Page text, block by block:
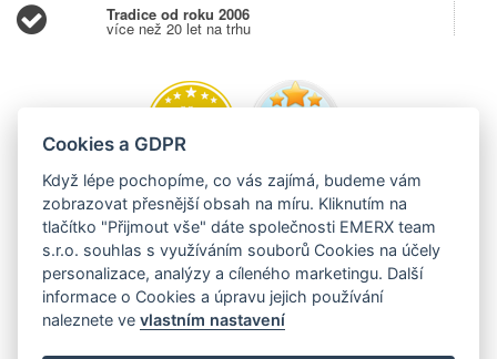
Tradice od roku 2006
více než 20 let na trhu
Cookies a GDPR
Když lépe pochopíme, co vás zajímá, budeme vám
zobrazovat přesnější obsah na míru. Kliknutím na
tlačítko "Přijmout vše" dáte společnosti EMERX team
s.r.o. souhlas s využíváním souborů Cookies na účely
personalizace, analýzy a cíleného marketingu. Další
informace o Cookies a úpravu jejich používání
naleznete vevlastním nastavení